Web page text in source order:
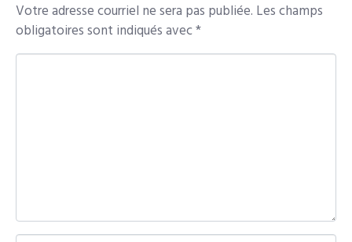
Votre adresse courriel ne sera pas publiée. Les champs
obligatoires sont indiqués avec*
C